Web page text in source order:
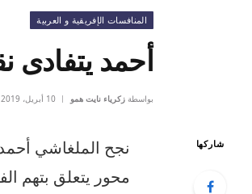
المنافسات الإفريقية و العربية
أحمد يتفادى
بواسطة زكرياء نايت همو 10 أبريل، 2019
شاركها
نجح الملغاشي
محور يتعلق بتهم